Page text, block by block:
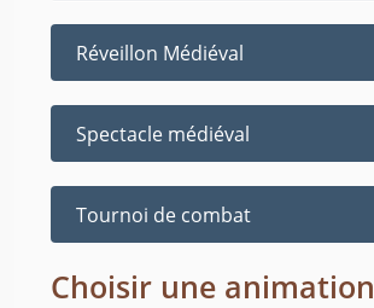
Réveillon Médiéval
Spectacle médiéval
Tournoi de combat
Choisir une animation